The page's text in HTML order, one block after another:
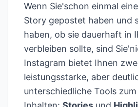
Wenn Sie'schon einmal
Story gepostet haben und
haben, ob sie dauerhaft in
verbleiben sollte, sind
Instagram bietet Ihnen
leistungsstarke, aber
unterschiedliche Tools